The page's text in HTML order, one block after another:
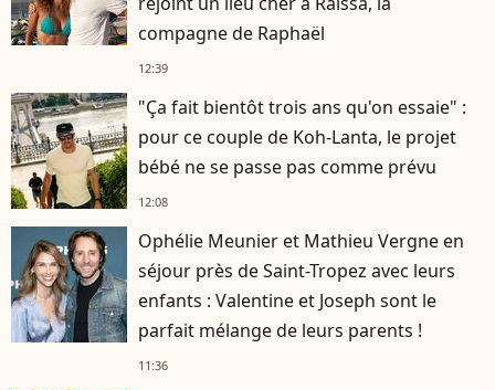
compagne de Raphaël
12:39
"Ça fait bientôt trois ans qu'on essaie" :
pour ce couple de Koh-Lanta, le projet
bébé ne se passe pas comme prévu
12:08
Ophélie Meunier et Mathieu Vergne en
séjour près de Saint-Tropez avec leurs
enfants : Valentine et Joseph sont le
parfait mélange de leurs parents !
11:36